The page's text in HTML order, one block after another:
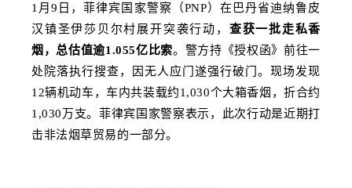
1月9日，菲律宾国家警察（PNP）在巴丹省迪纳鲁皮
汉镇圣伊莎贝尔村展开突袭行动， 查获一批走私香
烟，总估值逾1.055亿比索。警方持《授权函》前往一
处院落执行搜查，因无人应门遂强行破门。现场发现
12辆机动车，车内共装载约1,030个大箱香烟，折合约
1,030万支。 菲律宾国家警察表示，此次行动是近期打
击非法烟草贸易的一部分。